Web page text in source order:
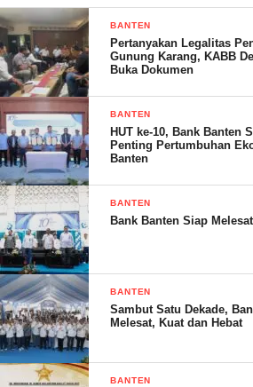
diperlukan,” ungkapnya.
Sebelumnya diberitakan, Ratusan Siswa
Belajar di Lantai tanpa alas. Hal tersebut
kelebihan murid dalam Penerimaan
tahun 2024.
Informasi yang didapat, ratusan
belajar dilantai karena tidak
ada beberapa kelas yang sebagian
sebagian siswa lainnya duduk di
lantaran adanya penambahan siswa
kelas, sehingga melebihi kapasitas
SMPN1 Kota Serang.
Salah seorang Walimurid yang enggan
mengatakan, anaknya telah diterima oleh
Serang dalam PPDB tahun 2024 melalui
hingga saat ini belum mendapatkan kursi
BANTEN
Pertanyakan Legalitas
Gunung Karang, KABB
Buka Dokumen
BANTEN
HUT ke-10, Bank Banten
Penting Pertumbuhan
Banten
BANTEN
Bank Banten Siap
BANTEN
Sambut Satu Dekade,
Melesat, Kuat dan Hebat
BANTEN